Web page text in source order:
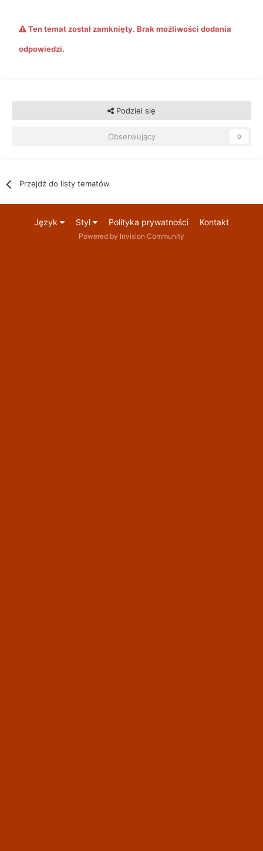
Ten temat został zamknięty. Brak możliwości dodania
odpowiedzi.
Podziel się
Obserwujący 0
Przejdź do listy tematów
Język Styl Polityka prywatności Kontakt
Powered by Invision Community